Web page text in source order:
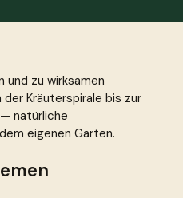
und zu wirksamen
Kräuterspirale bis zur
natürliche
eigenen Garten.